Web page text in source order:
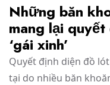
Những băn
mang lại
‘gái xinh’
Quyết định diện đồ
tại do nhiều băn